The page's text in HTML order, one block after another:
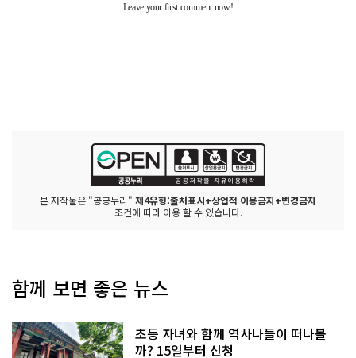
본 저작물은 "공공누리" 제4유형:출처표시+상업적 이용금지+변경금지
조건에 따라 이용 할 수 있습니다.
함께 보면 좋은 뉴스
초등 자녀와 함께 역사나들이 떠나볼
까? 15일부터 신청